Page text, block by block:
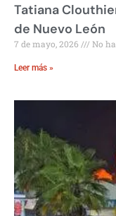
Tatiana
de Nuevo León
7 de mayo, 2026 No
Leer más »